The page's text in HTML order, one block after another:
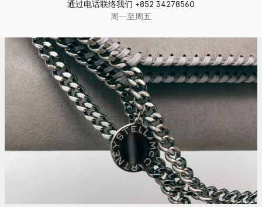
通过电话联络我们 +852 34278560
周一至周五